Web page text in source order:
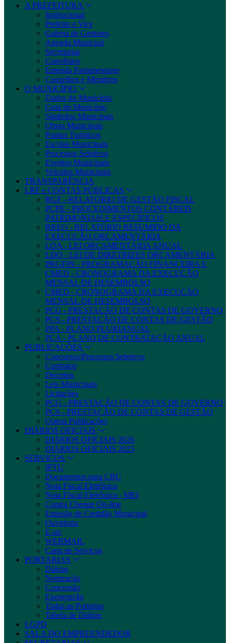
A PREFEITURA
Institucional
Prefeito e Vice
Galeria de Gestores
Agenda Municpal
Secretarias
Convênios
Emenda Parlamentares
Conselhos e Membros
O MUNICÍPIO
Dados do Município
Guia do Município
Símbolos Municipais
Obras Municipais
Pontos Turísticos
Escolas Municipais
Processos Seletivos
Eventos Municipais
Veículos Municipais
TRANSPARÊNCIA
LRF e CONTAS PÚBLICAS
RGF - RELATÓRIO DE GESTÃO FISCAL
PCPE - PROCEDIMENTOS CONTÁBEIS
PATRIMONIAIS E ESPECÍFICOS
RREO - RELATÓRIO RESUMIDO DA
EXECUÇÃO ORÇAMENTÁRIA
LOA - LEI ORÇAMENTÁRIA ANUAL
LDO - LEI DE DIRETRIZES ORÇAMENTÁRIA
PRGFIN - PROGRAMAÇÃO FINANCEIRA E
CMED - CRONOGRAMA DA EXECUÇÃO
MENSAL DE DESEMBOLSO
CMED - CRONOGRAMA DA EXECUÇÃO
MENSAL DE DESEMBOLSO
PCG - PRESTAÇÃO DE CONTAS DE GOVERNO
PCS - PRESTAÇÃO DE CONTAS DE GESTÃO
PPA - PLANO PLURIANUAL
PCA - PLANO DE CONTRATAÇÃO ANUAL
PUBLICAÇÕES
Concursos/Processos Seletivos
Contratos
Decretos
Leis Municipais
Licitações
PCG - PRESTAÇÃO DE CONTAS DE GOVERNO
PCS - PRESTAÇÃO DE CONTAS DE GESTÃO
Outras Publicações
DIÁRIOS OFICIAIS
DIÁRIOS OFICIAIS 2026
DIÁRIOS OFICIAIS 2025
SERVIÇOS
IPTU
Documentos para CRC
Nota Fiscal Eletrônica
Nota Fiscal Eletrônica - MEI
Contra Cheque On-line
Emissão de Certidão Municipal
Ouvidoria
E-sic
WEBMAIL
Carta de Serviços
PORTARIAS
Diárias
Nomeação
Concessão
Exoneração
Todas as Portarias
Tabela de Diárias
LGPD
SALA DO EMPREENDEDOR